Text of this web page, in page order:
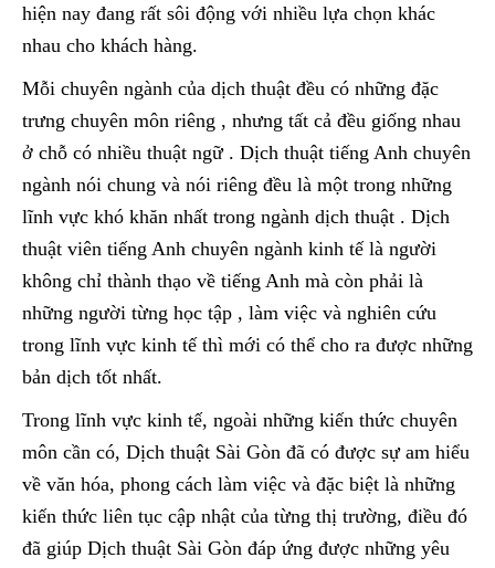
hiện nay đang rất sôi động với nhiều lựa chọn khác
nhau cho khách hàng.
Mỗi chuyên ngành của dịch thuật đều có những đặc
trưng chuyên môn riêng , nhưng tất cả đều giống nhau
ở chỗ có nhiều thuật ngữ . Dịch thuật tiếng Anh chuyên
ngành nói chung và nói riêng đều là một trong những
lĩnh vực khó khăn nhất trong ngành dịch thuật . Dịch
thuật viên tiếng Anh chuyên ngành kinh tế là người
không chỉ thành thạo về tiếng Anh mà còn phải là
những người từng học tập , làm việc và nghiên cứu
trong lĩnh vực kinh tế thì mới có thể cho ra được những
bản dịch tốt nhất.
Trong lĩnh vực kinh tế, ngoài những kiến thức chuyên
môn cần có, Dịch thuật Sài Gòn đã có được sự am hiểu
về văn hóa, phong cách làm việc và đặc biệt là những
kiến thức liên tục cập nhật của từng thị trường, điều đó
đã giúp Dịch thuật Sài Gòn đáp ứng được những yêu